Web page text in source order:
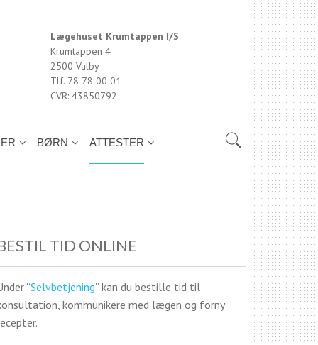
Lægehuset Krumtappen I/S
Krumtappen 4
2500 Valby
Tlf. 78 78 00 01
CVR: 43850792
BØRN ATTESTER
TID ONLINE
“Selvbetjening” kan du bestille tid til
kommunikere med lægen og forny